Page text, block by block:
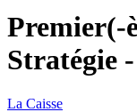
Premier(-
Stratégie
La Caisse